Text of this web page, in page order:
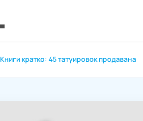
Книги кратко: 45 татуировок продавана